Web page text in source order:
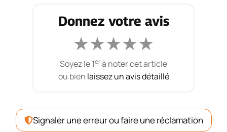
Donnez votre avis
★★★★★
Soyez le 1erà noter cet article
ou bien laissez un avis détaillé
Signaler une erreur ou faire une réclamation